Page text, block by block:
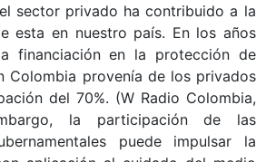
sector privado ha contribuido a la
esta en nuestro país. En los años
financiación en la protección de
Colombia provenía de los privados
del 70%. (W Radio Colombia,
la participación de las
puede impulsar la